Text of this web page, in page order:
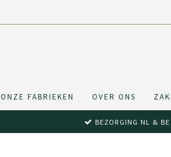
ONZE FABRIEKEN OVER ONS
BEZORGING NL & BE